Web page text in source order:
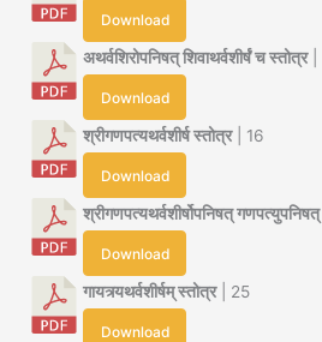
Download
अथर्वशिरोपनिषत् शिवाथर्वशीर्षं च स्तोत्र|
Download
श्रीगणपत्यथर्वशीर्ष स्तोत्र| 16
Download
श्रीगणपत्यथर्वशीर्षोपनिषत्
Download
गायत्र्यथर्वशीर्षम् स्तोत्र| 25
Download